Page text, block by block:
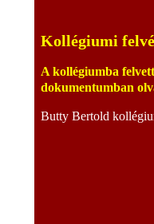
Kollégiumi
A kollégiumba
dokumentumban
Butty Bertold